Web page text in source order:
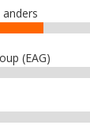
(EAG)